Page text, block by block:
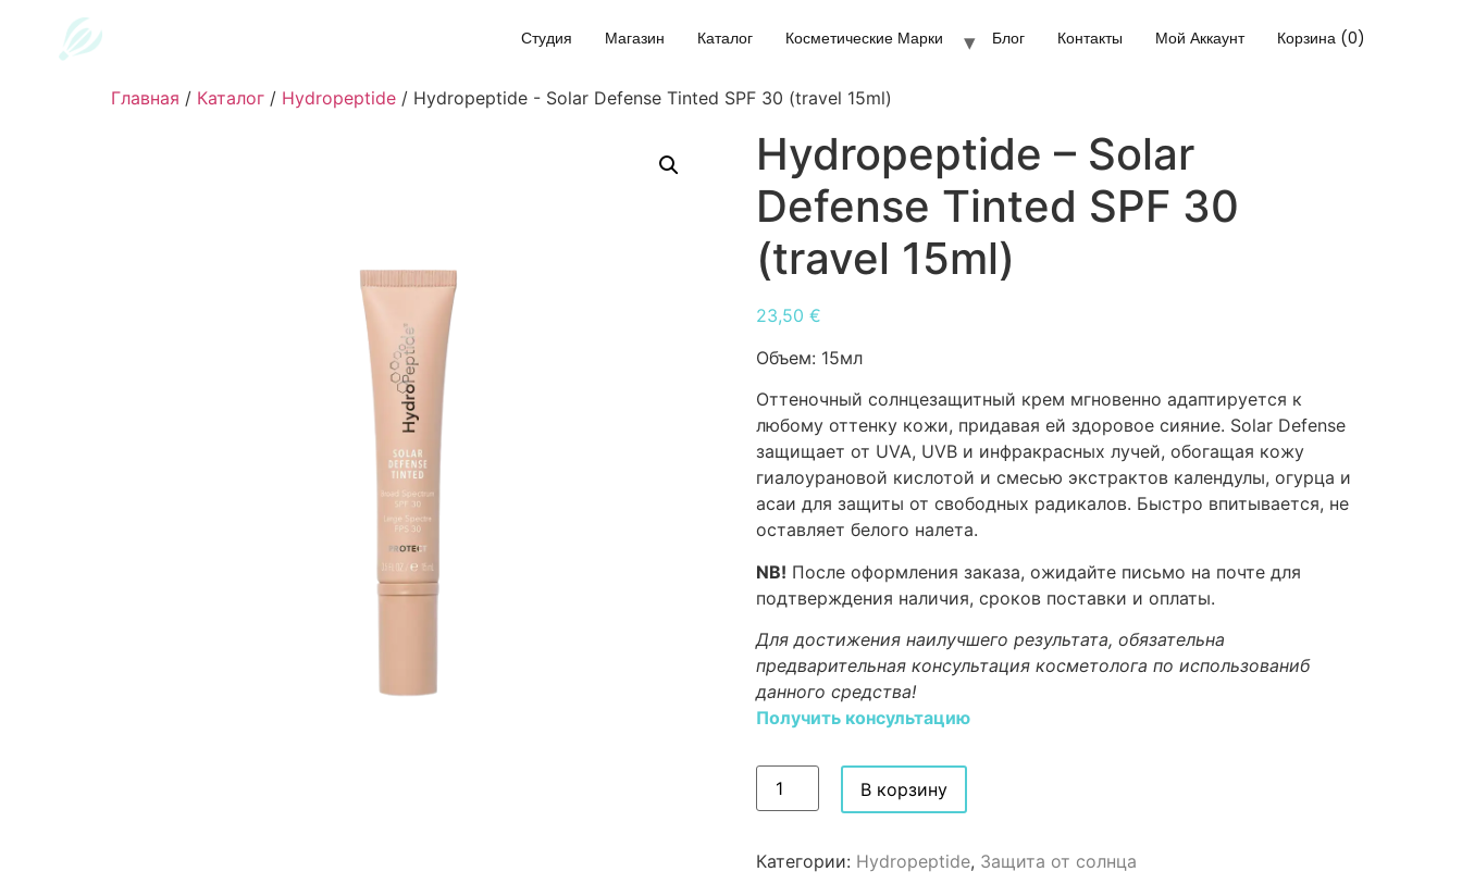
Студия Магазин Каталог Косметические Марки Блог Контакты Мой Аккаунт Корзина (0)
Главная / Каталог / Hydropeptide / Hydropeptide - Solar Defense Tinted SPF 30 (travel 15ml)
Hydropeptide – Solar
Defense Tinted SPF 30
(travel 15ml)
23,50 €
Объем: 15мл
Оттеночный солнцезащитный крем мгновенно адаптируется к
любому оттенку кожи, придавая ей здоровое сияние. Solar Defense
защищает от UVA, UVB и инфракрасных лучей, обогащая кожу
гиалоурановой кислотой и смесью экстрактов календулы, огурца и
асаи для защиты от свободных радикалов. Быстро впитывается, не
оставляет белого налета.
NB! После оформления заказа, ожидайте письмо на почте для
подтверждения наличия, сроков поставки и оплаты.
Для достижения наилучшего результата, обязательна
предварительная консультация косметолога по использованиб
данного средства!
Получить консультацию
В корзину
Категории: Hydropeptide, Защита от солнца